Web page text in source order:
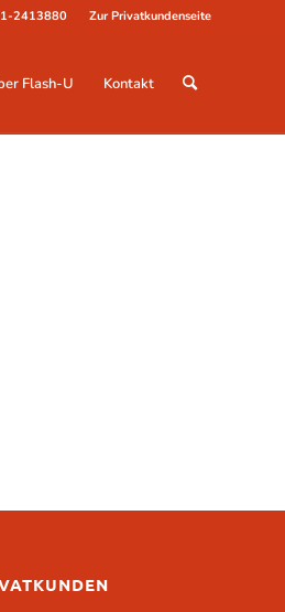
Zur Privatkundenseite
2413880
Flash-U Kontakt